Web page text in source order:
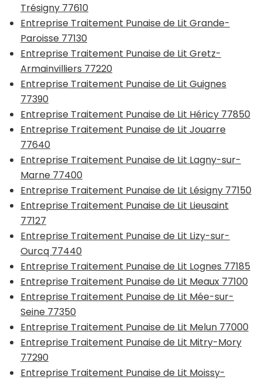
Trésigny 77610
Entreprise Traitement Punaise de Lit Grande-
Paroisse 77130
Entreprise Traitement Punaise de Lit Gretz-
Armainvilliers 77220
Entreprise Traitement Punaise de Lit Guignes
77390
Entreprise Traitement Punaise de Lit Héricy 77850
Entreprise Traitement Punaise de Lit Jouarre
77640
Entreprise Traitement Punaise de Lit Lagny-sur-
Marne 77400
Entreprise Traitement Punaise de Lit Lésigny 77150
Entreprise Traitement Punaise de Lit Lieusaint
77127
Entreprise Traitement Punaise de Lit Lizy-sur-
Ourcq 77440
Entreprise Traitement Punaise de Lit Lognes 77185
Entreprise Traitement Punaise de Lit Meaux 77100
Entreprise Traitement Punaise de Lit Mée-sur-
Seine 77350
Entreprise Traitement Punaise de Lit Melun 77000
Entreprise Traitement Punaise de Lit Mitry-Mory
77290
Entreprise Traitement Punaise de Lit Moissy-